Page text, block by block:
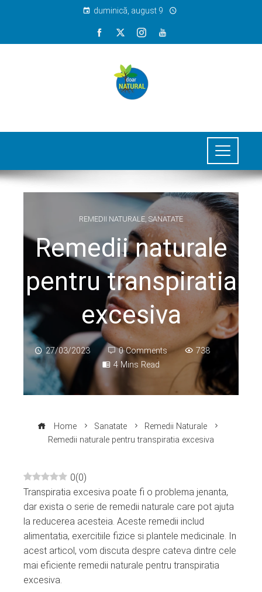
duminică, august 9
REMEDII NATURALE SANATATE
Remedii naturale
pentru transpiratia
excesiva
27/03/2023 0 Comments
738
4 Mins Read
Home Sanatate
Remedii Naturale
Remedii naturale pentru transpiratia excesiva
0(0)
Transpiratia excesiva poate fi o problema jenanta,
dar exista o serie de remedii naturale care pot ajuta
la reducerea acesteia. Aceste remedii includ
alimentatia, exercitiile fizice si plantele medicinale. In
acest articol, vom discuta despre cateva dintre cele
mai eficiente remedii naturale pentru transpiratia
excesiva.